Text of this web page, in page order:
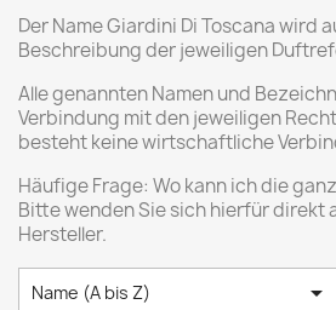
Der Name Giardini Di Toscana wird
Beschreibung der jeweiligen
Alle genannten Namen und
Verbindung mit den jeweiligen
besteht keine wirtschaftliche
Häufige Frage: Wo kann ich die
Bitte wenden Sie sich hierfür direkt
Hersteller.
Name (A bis Z) 